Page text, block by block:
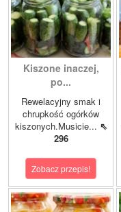
Kiszone inaczej,
po...
Rewelacyjny smak i
chrupkość ogórków
kiszonych.Musicie... ⇖
296
Zobacz przepis!